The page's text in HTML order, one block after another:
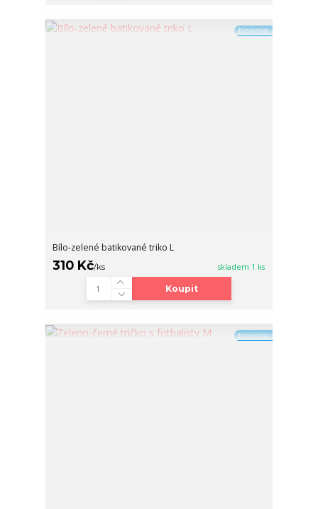
Novinka
Bílo-zelené batikované triko L
310 Kč/ks skladem 1 ks
Koupit
Novinka